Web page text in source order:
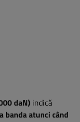
daN) indică
banda atunci când